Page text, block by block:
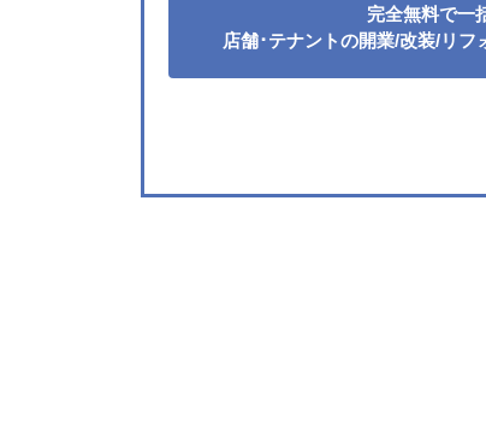
完全無料で一
店舗･テナントの開業/改装/リフ